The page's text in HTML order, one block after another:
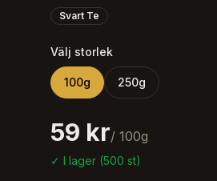
Svart Te
Välj storlek
100g 250g
59 kr/ 100g
✓ I lager (500 st)